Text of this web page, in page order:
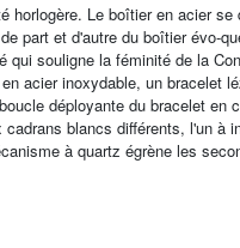
horlogère. Le boîtier en acier se
part et d'autre du boîtier évo-
souligne la féminité de la
acier inoxydable, un bracelet
déployante du bracelet en
blancs différents, l'un à
à quartz égrène les